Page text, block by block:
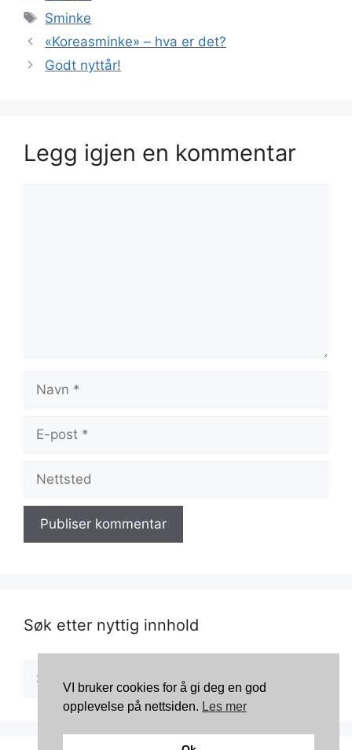
Stikkord
Sminke
«Koreasminke» – hva er det?
Godt nyttår!
Legg igjen en kommentar
post
Søk etter nyttig innhold
VI bruker cookies for å gi deg en god
opplevelse på nettsiden. Les mer